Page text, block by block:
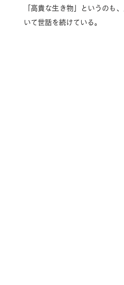
「高貴な生き物」というのも
いて世話を続けている。